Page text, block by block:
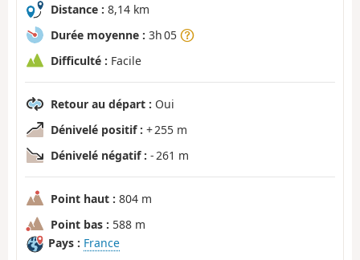
Distance : 8,14 km
Durée moyenne : 3h 05
Difficulté : Facile
Retour au départ : Oui
Dénivelé positif : + 255 m
Dénivelé négatif : - 261 m
Point haut : 804 m
Point bas : 588 m
Pays : France